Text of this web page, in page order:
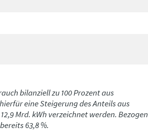
bilanziell zu 100 Prozent aus
eine Steigerung des Anteils aus
Mrd. kWh verzeichnet werden. Bezogen
63,8 %.